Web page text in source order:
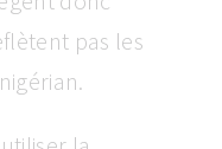
pas les